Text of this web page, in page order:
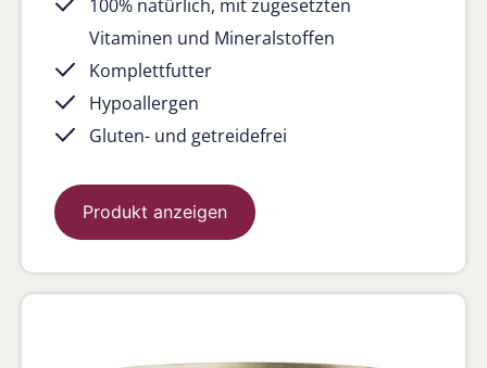
100% natürlich, mit zugesetzten
Vitaminen und Mineralstoffen
Komplettfutter
Hypoallergen
Gluten- und getreidefrei
Produkt anzeigen